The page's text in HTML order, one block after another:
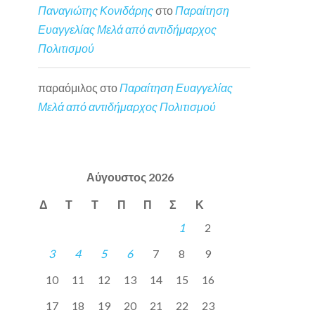
Παναγιώτης ΚονιδάρηςστοΠαραίτηση
Ευαγγελίας Μελά από αντιδήμαρχος
Πολιτισμού
παραόμιλος στο Παραίτηση Ευαγγελίας
Μελά από αντιδήμαρχος Πολιτισμού
Αύγουστος 2026
Δ Τ Τ Π Π Σ
Κ
1
2
3
4 5 6 7 8
9
10
11 12 13 14 15
16
17
18 19 20 21 22 23